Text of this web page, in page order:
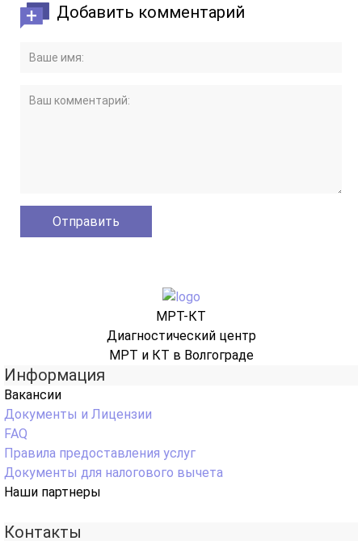
Добавить комментарий
МРТ-КТ
Диагностический центр
МРТ и КТ в Волгограде
Информация
Вакансии
Документы и Лицензии
FAQ
Правила предоставления услуг
Документы для налогового вычета
Наши партнеры
Контакты